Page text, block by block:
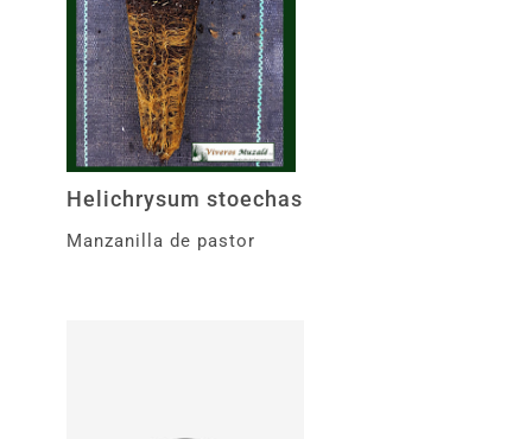
Helichrysum stoechas
Manzanilla de pastor